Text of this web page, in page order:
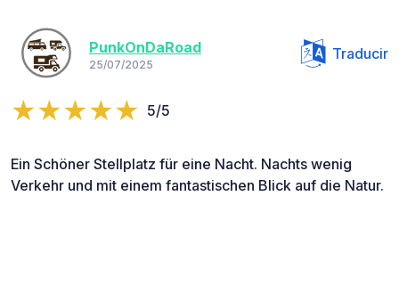
PunkOnDaRoad
25/07/2025
Traducir
5/5
Ein Schöner Stellplatz für eine Nacht. Nachts wenig
Verkehr und mit einem fantastischen Blick auf die Natur.